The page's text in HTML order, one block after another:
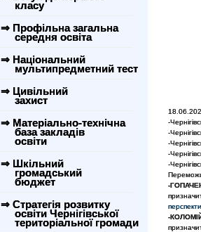
класу
⇒ Профільна загальна
середня освіта
⇒ Національний
мультипредметний тест
⇒ Цивільний
захист
⇒ Матеріально-технічна
база закладів
освіти
⇒ Шкільний
громадський
бюджет
⇒ Стратегія розвитку
освіти Чернігівської
територіальної громади
-
-
-
-
-
-
-